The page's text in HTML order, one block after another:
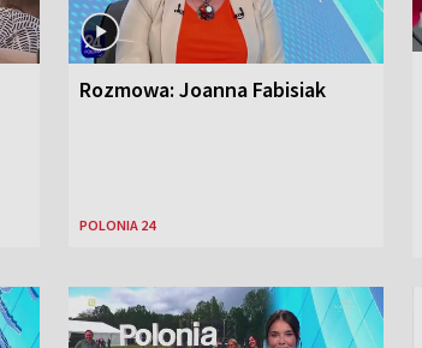
Rozmowa: Joanna Fabisiak
POLONIA 24